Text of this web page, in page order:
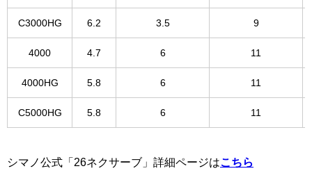
C3000HG 6.2 3.5 9
4000 4.7 6 11
4000HG 5.8 6 11
C5000HG 5.8 6 11
シマノ公式「26ネクサーブ」詳細ページはこちら